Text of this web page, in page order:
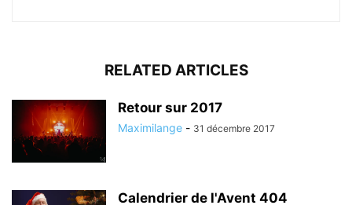
RELATED ARTICLES
Retour sur 2017
Maximilange - 31 décembre 2017
Calendrier de l'Avent 404